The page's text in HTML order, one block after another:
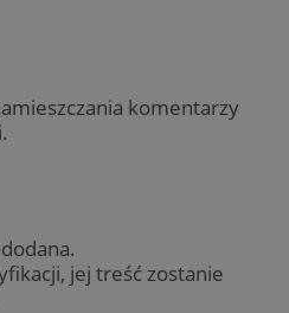
komentarzy
jej treść zostanie